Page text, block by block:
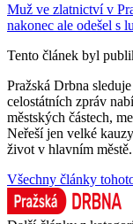
Muž ve zlatnictví v
nakonec ale odešel s
Tento článek byl
Pražská Drbna
celostátních zpráv
městských částech,
Neřeší jen velké
život v hlavním
Všechny články